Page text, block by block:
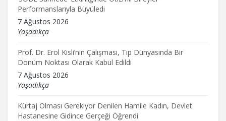
Performanslarıyla Büyüledi
7 Ağustos 2026
Yaşadıkça
Prof. Dr. Erol Kisli’nin Çalışması, Tıp Dünyasında Bir
Dönüm Noktası Olarak Kabul Edildi
7 Ağustos 2026
Yaşadıkça
Kürtaj Olması Gerekiyor Denilen Hamile Kadın, Devlet
Hastanesine Gidince Gerçeği Öğrendi